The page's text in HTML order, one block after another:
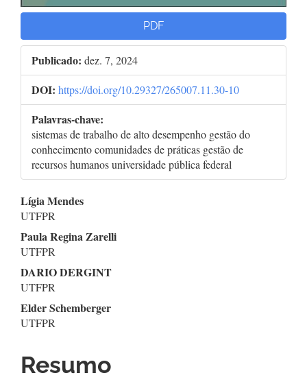
PDF
Publicado: dez. 7, 2024
DOI: https://doi.org/10.29327/265007.11.30-10
Palavras-chave:
sistemas de trabalho de alto desempenho gestão do
conhecimento comunidades de práticas gestão de
recursos humanos universidade pública federal
Conteúdo
do
artigo
principal
Lígia Mendes
UTFPR
Paula Regina Zarelli
UTFPR
DARIO DERGINT
UTFPR
Elder Schemberger
UTFPR
Resumo